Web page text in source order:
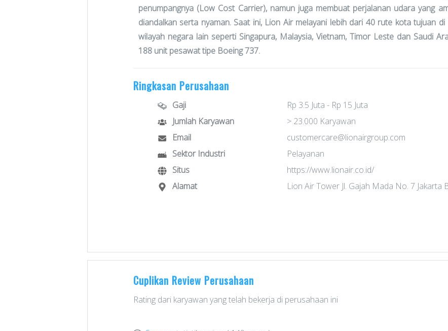
penumpangnya (Low Cost Carrier), namun juga membuat perjalanan udara yang
diandalkan serta nyaman. Saat ini, Lion Air melayani lebih dari 40 rute kota tujuan
wilayah negara lain seperti Singapura, Malaysia, Vietnam, Timor Leste dan Saudi
188 unit pesawat tipe Boeing 737.
Ringkasan Perusahaan
Gaji
Rp 3.5 Juta - Rp 15 Juta
Jumlah Karyawan
> 23.000 Karyawan
Email
customercare@lionairgroup.com
Sektor Industri
Pelayanan
Situs
https://www.lionair.co.id/
Alamat
Lion Air Tower Jl. Gajah Mada No. 7 Jakarta
Cuplikan Review Perusahaan
Rating dari karyawan yang telah bekerja di perusahaan ini